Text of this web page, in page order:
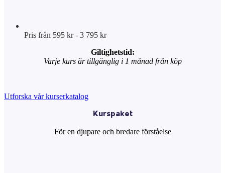
Pris från 595 kr - 3 795 kr
Giltighetstid:
Varje kurs är tillgänglig i 1 månad från köp
Utforska vår kurserkatalog
Kurspaket
För en djupare och bredare förståelse